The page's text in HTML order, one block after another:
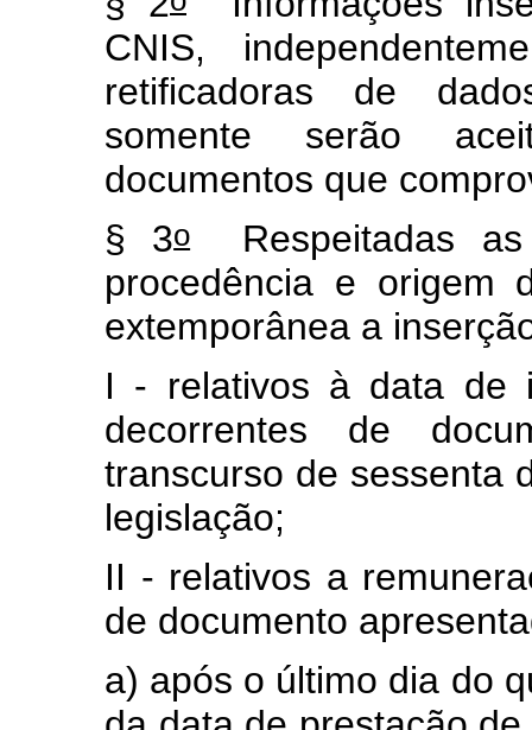
CNIS,
retificadoras de
somente serão
documentos que
§ 3oRespeitadas as
procedência e origem
extemporânea a
I - relativos à data de
decorrentes de
transcurso de sessenta
legislação;
II - relativos a
de documento
a) após o último dia do